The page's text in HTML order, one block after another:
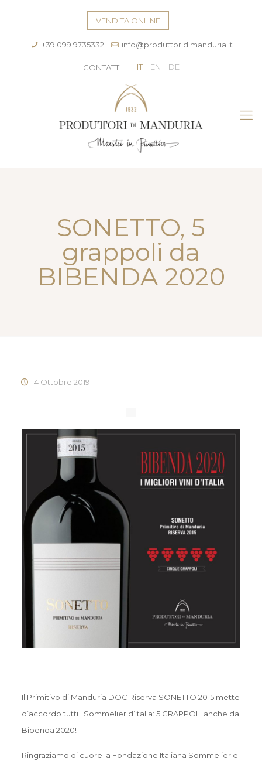
VENDITA ONLINE
+39 099 9735332 info@produttoridimanduria.it
CONTATTI IT EN DE
SONETTO, 5
grappoli da
BIBENDA 2020
14 Ottobre 2019
Il Primitivo di Manduria DOC Riserva SONETTO 2015 mette
d’accordo tutti i Sommelier d’Italia: 5 GRAPPOLI anche da
Bibenda 2020!
Ringraziamo di cuore la Fondazione Italiana Sommelier e